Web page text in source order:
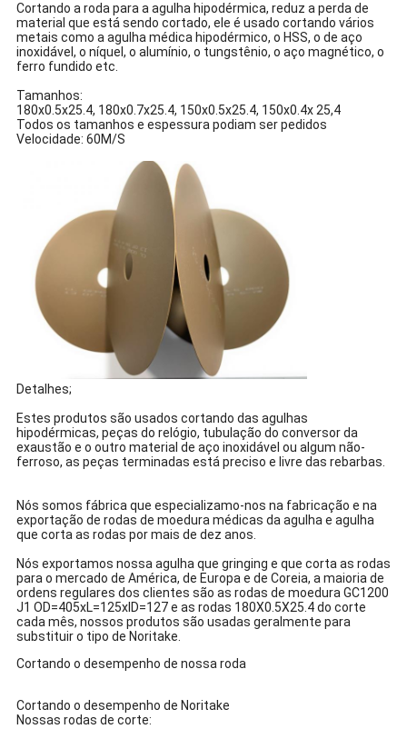
Cortando a roda para a agulha hipodérmica, reduz a perda de
material que está sendo cortado, ele é usado cortando vários
metais como a agulha médica hipodérmico, o HSS, o de aço
inoxidável, o níquel, o alumínio, o tungstênio, o aço magnético, o
ferro fundido etc.
Tamanhos:
180x0.5x25.4, 180x0.7x25.4, 150x0.5x25.4, 150x0.4x 25,4
Todos os tamanhos e espessura podiam ser pedidos
Velocidade: 60M/S
Detalhes;
Estes produtos são usados cortando das agulhas
hipodérmicas, peças do relógio, tubulação do conversor da
exaustão e o outro material de aço inoxidável ou algum não-
ferroso, as peças terminadas está preciso e livre das rebarbas.
Nós somos fábrica que especializamo-nos na fabricação e na
exportação de rodas de moedura médicas da agulha e agulha
que corta as rodas por mais de dez anos.
Nós exportamos nossa agulha que gringing e que corta as rodas
para o mercado de América, de Europa e de Coreia, a maioria de
ordens regulares dos clientes são as rodas de moedura GC1200
J1 OD=405xL=125xID=127 e as rodas 180X0.5X25.4 do corte
cada mês, nossos produtos são usadas geralmente para
substituir o tipo de Noritake.
Cortando o desempenho de nossa roda
Cortando o desempenho de Noritake
Nossas rodas de corte: